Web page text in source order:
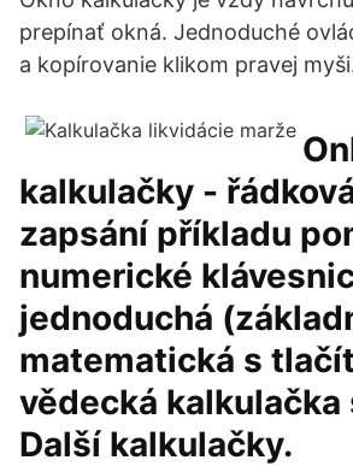
prepínať okná. Jednoduché
a kopírovanie klikom pravej
kalkulačky -
zapsání příkladu
numerické
jednoduchá
matematická s
vědecká
Další kalkulačky.